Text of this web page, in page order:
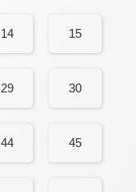
14 15
29 30
44 45